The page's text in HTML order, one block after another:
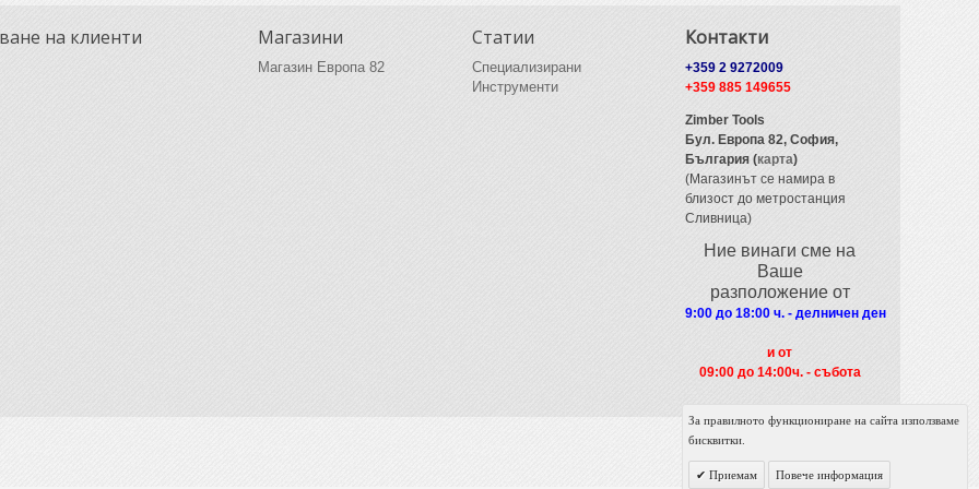
на клиенти Магазини
Магазин Европа 82
Статии
Специализирани
Инструменти
Контакти
+359 2 9272009
+359 885 149655
Zimber Tools
Бул. Европа 82,София,
България (карта)
(Магазинът се намира в
близост до метростанция
Сливница)
Ние винаги сме на
Ваше
разположение от
9:00 до 18:00 ч. - делничен ден
и от
09:00 до 14:00ч. - събота
За правилното функциониране на сайта използваме
бисквитки.
Приемам Повече информация